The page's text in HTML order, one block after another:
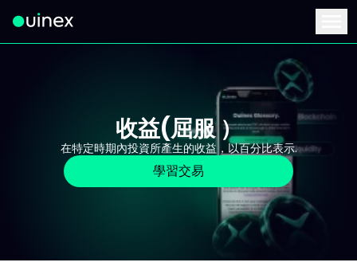
收益(屈服 ）
在特定時期內投資所產生的收益，以百分比表示.
學習交易